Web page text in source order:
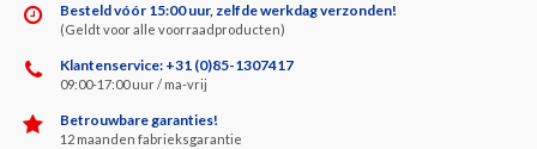
Besteld vóór 15:00 uur, zelfde werkdag verzonden!
(Geldt voor alle voorraadproducten)
Klantenservice: +31 (0)85-1307417
09:00-17:00 uur / ma-vrij
Betrouwbare garanties!
12 maanden fabrieksgarantie